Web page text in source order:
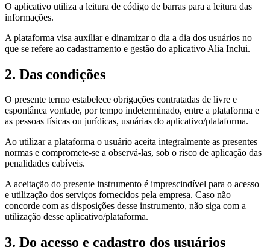
O aplicativo utiliza a leitura de código de barras para a leitura das
informações.
A plataforma visa auxiliar e dinamizar o dia a dia dos usuários no
que se refere ao cadastramento e gestão do aplicativo Alia Inclui.
2. Das condições
O presente termo estabelece obrigações contratadas de livre e
espontânea vontade, por tempo indeterminado, entre a plataforma e
as pessoas físicas ou jurídicas, usuárias do aplicativo/plataforma.
Ao utilizar a plataforma o usuário aceita integralmente as presentes
normas e compromete-se a observá-las, sob o risco de aplicação das
penalidades cabíveis.
A aceitação do presente instrumento é imprescindível para o acesso
e utilização dos serviços fornecidos pela empresa. Caso não
concorde com as disposições desse instrumento, não siga com a
utilização desse aplicativo/plataforma.
3. Do acesso e cadastro dos usuários